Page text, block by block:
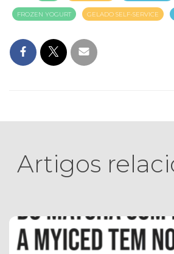
FROZEN YOGURT GELADO SELF-SERVICE
Artigos